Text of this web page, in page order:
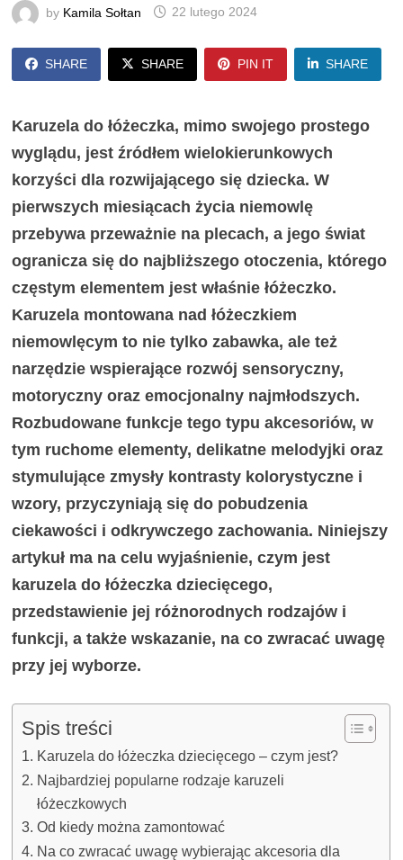
by Kamila Sołtan 22 lutego 2024
SHARE SHARE PIN IT SHARE
Karuzela do łóżeczka, mimo swojego prostego
wyglądu, jest źródłem wielokierunkowych
korzyści dla rozwijającego się dziecka. W
pierwszych miesiącach życia niemowlę
przebywa przeważnie na plecach, a jego świat
ogranicza się do najbliższego otoczenia, którego
częstym elementem jest właśnie łóżeczko.
Karuzela montowana nad łóżeczkiem
niemowlęcym to nie tylko zabawka, ale też
narzędzie wspierające rozwój sensoryczny,
motoryczny oraz emocjonalny najmłodszych.
Rozbudowane funkcje tego typu akcesoriów, w
tym ruchome elementy, delikatne melodyjki oraz
stymulujące zmysły kontrasty kolorystyczne i
wzory, przyczyniają się do pobudzenia
ciekawości i odkrywczego zachowania. Niniejszy
artykuł ma na celu wyjaśnienie, czym jest
karuzela do łóżeczka dziecięcego,
przedstawienie jej różnorodnych rodzajów i
funkcji, a także wskazanie, na co zwracać uwagę
przy jej wyborze.
Spis treści
Karuzela do łóżeczka dziecięcego – czym jest?
Najbardziej popularne rodzaje karuzeli
łóżeczkowych
Od kiedy można zamontować
Na co zwracać uwagę wybierając akcesoria dla